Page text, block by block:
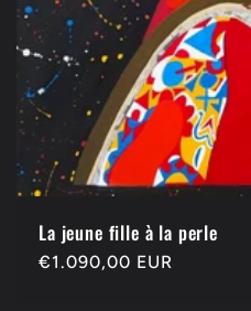
La jeune fille à la perle
Precio
€1.090,00 EUR